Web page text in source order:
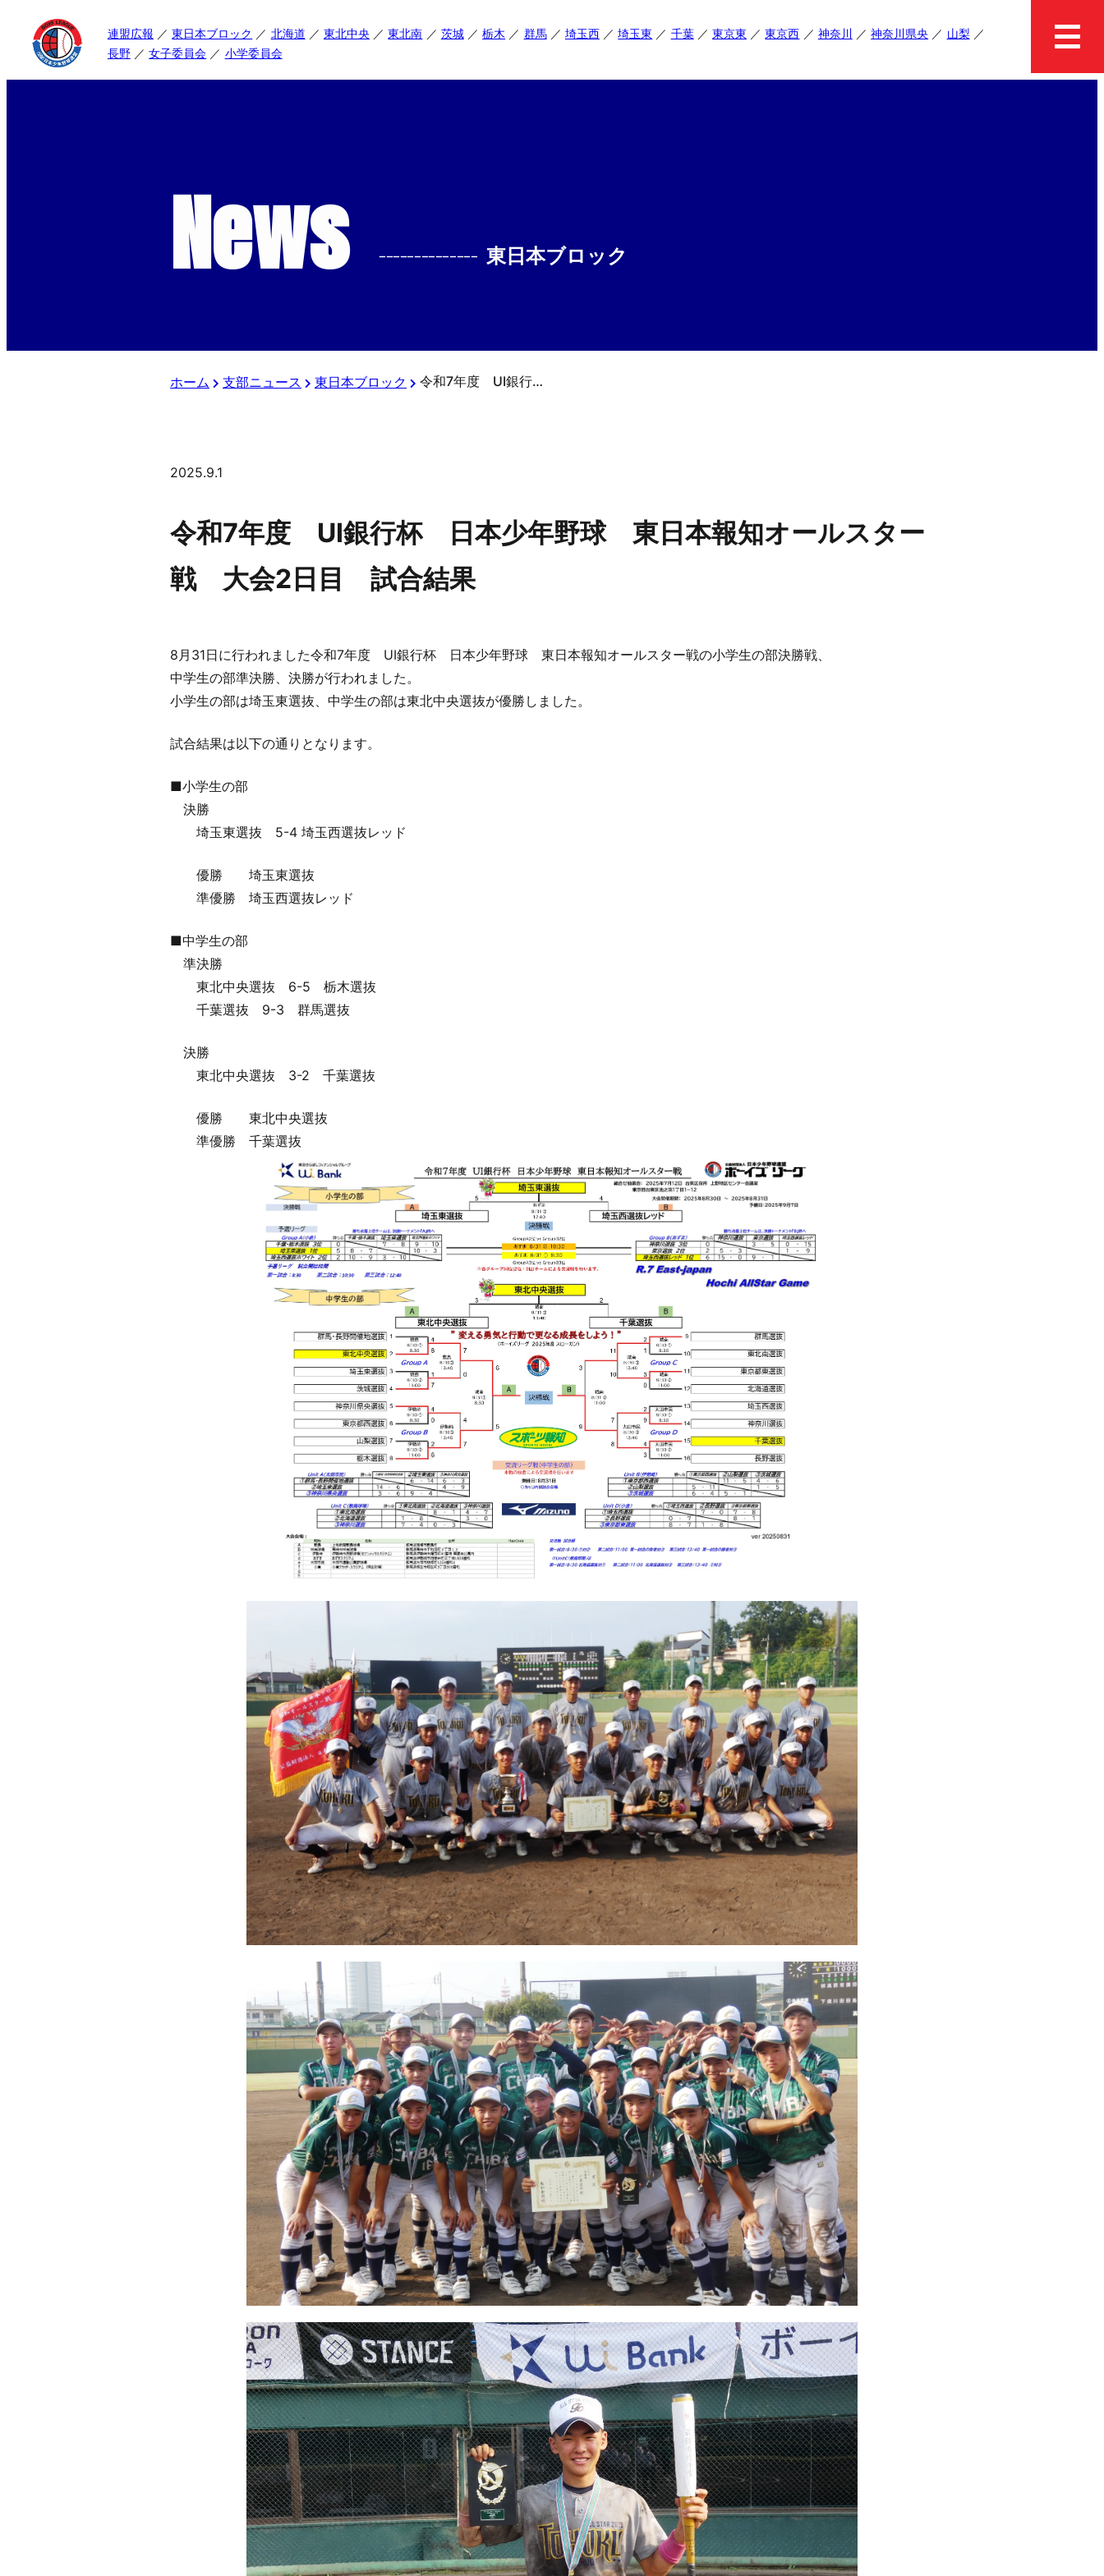
連盟広報 東日本ブロック 北海道 東北中央 東北南 茨城 栃木 群馬 埼玉西 埼玉東 千葉 東京東 東京西 神奈川 神奈川県央
山梨
長野
女子委員会 小学委員会
News -------------- 東日本ブロック
ホーム 支部ニュース 東日本ブロック 令和7年度 UI銀行杯 日本少年野球 東日本報知オールスター戦 大会2日目 試合結果
2025.9.1
令和7年度 UI銀行杯 日本少年野球 東日本報知オールスター
戦 大会2日目 試合結果
8月31日に行われました令和7年度 UI銀行杯 日本少年野球 東日本報知オールスター戦の小学生の部決勝戦、
中学生の部準決勝、決勝が行われました。
小学生の部は埼玉東選抜、中学生の部は東北中央選抜が優勝しました。
試合結果は以下の通りとなります。
■小学生の部
決勝
埼玉東選抜 5-4 埼玉西選抜レッド
優勝 埼玉東選抜
準優勝 埼玉西選抜レッド
■中学生の部
準決勝
東北中央選抜 6-5 栃木選抜
千葉選抜 9-3 群馬選抜
決勝
東北中央選抜 3-2 千葉選抜
優勝 東北中央選抜
準優勝 千葉選抜